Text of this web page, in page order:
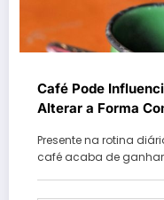
Café Pode
Alterar a Forma
Presente na rotina
café acaba de